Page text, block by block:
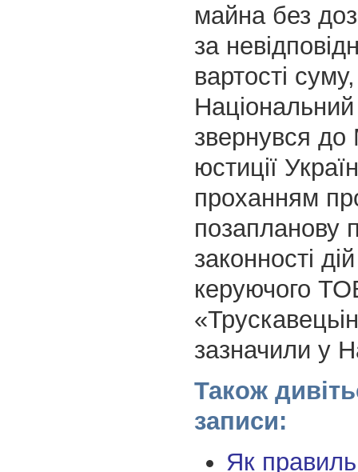
майна без
за
вартості суму,
звернувся до
юстиції
проханням
позапланову
законності
керуючого
зазначили у
Також
записи:
Як